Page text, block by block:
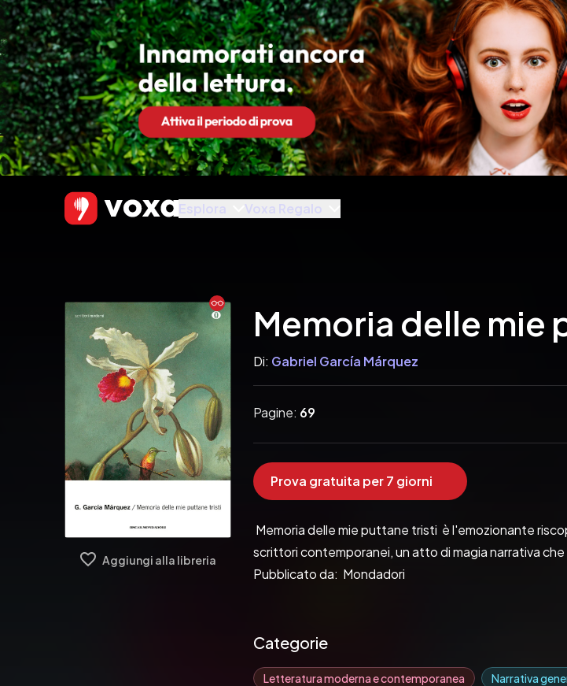
Esplora Voxa Regalo
Aggiungi alla libreria
Memoria delle mie
Di: Gabriel García Márquez
Pagine: 69
Prova gratuita per 7 giorni
Memoria delle mie puttane tristi  è l'emozionante
scrittori contemporanei, un atto di magia narrativa
Pubblicato da:  Mondadori
Categorie
Letteratura moderna e contemporanea Narrativa